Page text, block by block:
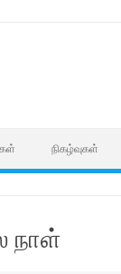
நிகழ்வுகள்
நாள்